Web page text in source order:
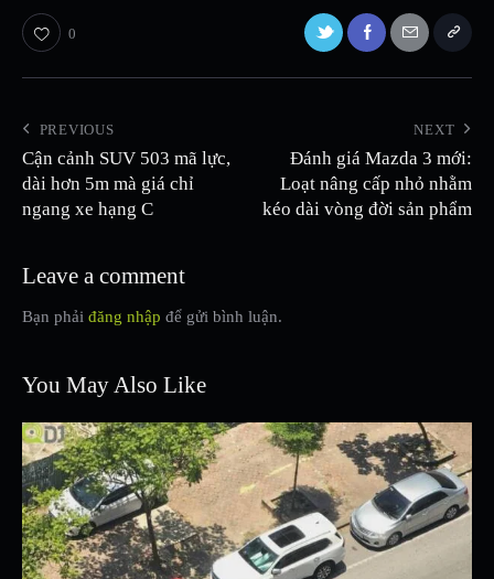
0
PREVIOUS
Cận cảnh SUV 503 mã lực,
dài hơn 5m mà giá chỉ
ngang xe hạng C
NEXT
Đánh giá Mazda 3 mới:
Loạt nâng cấp nhỏ nhằm
kéo dài vòng đời sản phẩm
Leave a comment
Bạn phải đăng nhập để gửi bình luận.
You May Also Like